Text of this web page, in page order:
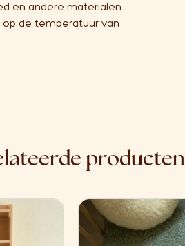
en andere materialen
op de temperatuur van
producten